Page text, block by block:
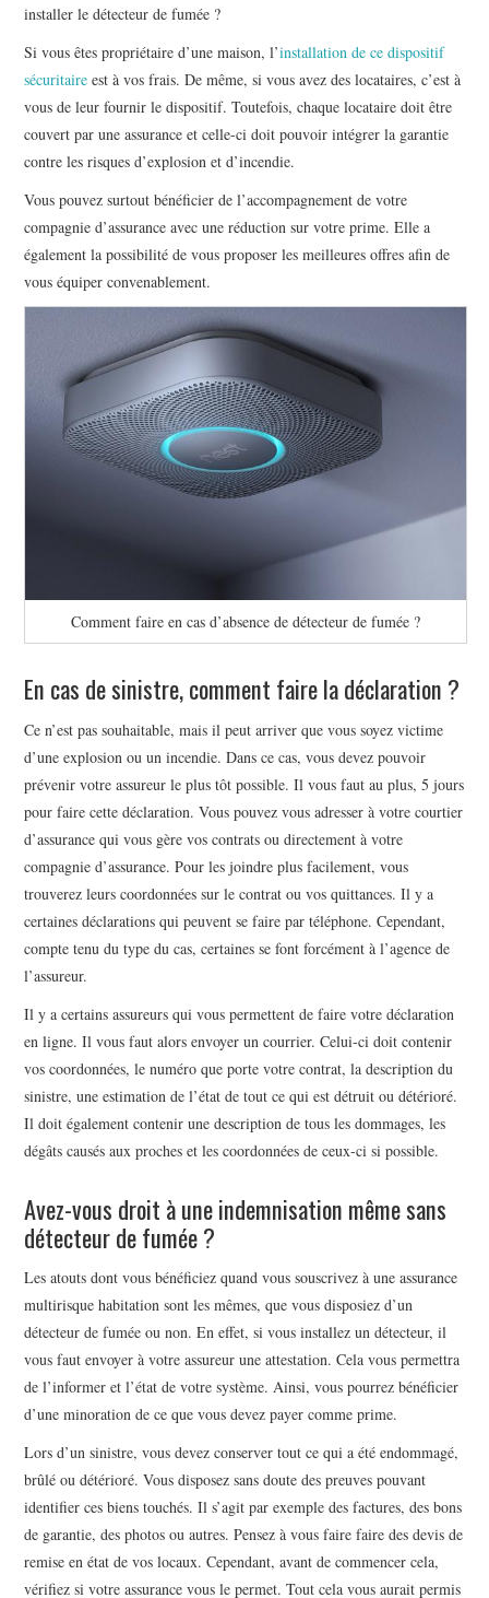
installer le détecteur de fumée ?
Si vous êtes propriétaire d’une maison, l’installation de ce dispositif
sécuritaire est à vos frais. De même, si vous avez des locataires, c’est à
vous de leur fournir le dispositif. Toutefois, chaque locataire doit être
couvert par une assurance et celle-ci doit pouvoir intégrer la garantie
contre les risques d’explosion et d’incendie.
Vous pouvez surtout bénéficier de l’accompagnement de votre
compagnie d’assurance avec une réduction sur votre prime. Elle a
également la possibilité de vous proposer les meilleures offres afin de
vous équiper convenablement.
Comment faire en cas d’absence de détecteur de fumée ?
En cas de sinistre, comment faire la déclaration ?
Ce n’est pas souhaitable, mais il peut arriver que vous soyez victime
d’une explosion ou un incendie. Dans ce cas, vous devez pouvoir
prévenir votre assureur le plus tôt possible. Il vous faut au plus, 5 jours
pour faire cette déclaration. Vous pouvez vous adresser à votre courtier
d’assurance qui vous gère vos contrats ou directement à votre
compagnie d’assurance. Pour les joindre plus facilement, vous
trouverez leurs coordonnées sur le contrat ou vos quittances. Il y a
certaines déclarations qui peuvent se faire par téléphone. Cependant,
compte tenu du type du cas, certaines se font forcément à l’agence de
l’assureur.
Il y a certains assureurs qui vous permettent de faire votre déclaration
en ligne. Il vous faut alors envoyer un courrier. Celui-ci doit contenir
vos coordonnées, le numéro que porte votre contrat, la description du
sinistre, une estimation de l’état de tout ce qui est détruit ou détérioré.
Il doit également contenir une description de tous les dommages, les
dégâts causés aux proches et les coordonnées de ceux-ci si possible.
Avez-vous droit à une indemnisation même sans
détecteur de fumée ?
Les atouts dont vous bénéficiez quand vous souscrivez à une assurance
multirisque habitation sont les mêmes, que vous disposiez d’un
détecteur de fumée ou non. En effet, si vous installez un détecteur, il
vous faut envoyer à votre assureur une attestation. Cela vous permettra
de l’informer et l’état de votre système. Ainsi, vous pourrez bénéficier
d’une minoration de ce que vous devez payer comme prime.
Lors d’un sinistre, vous devez conserver tout ce qui a été endommagé,
brûlé ou détérioré. Vous disposez sans doute des preuves pouvant
identifier ces biens touchés. Il s’agit par exemple des factures, des bons
de garantie, des photos ou autres. Pensez à vous faire faire des devis de
remise en état de vos locaux. Cependant, avant de commencer cela,
vérifiez si votre assurance vous le permet. Tout cela vous aurait permis